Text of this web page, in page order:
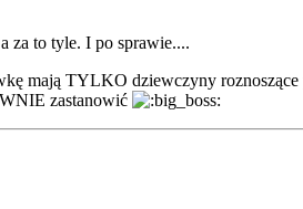
za to tyle. I po sprawie....
mają TYLKO dziewczyny
zastanowić